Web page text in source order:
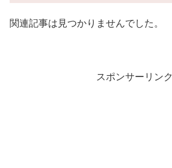
関連記事は見つかりませんでした。
スポンサーリンク